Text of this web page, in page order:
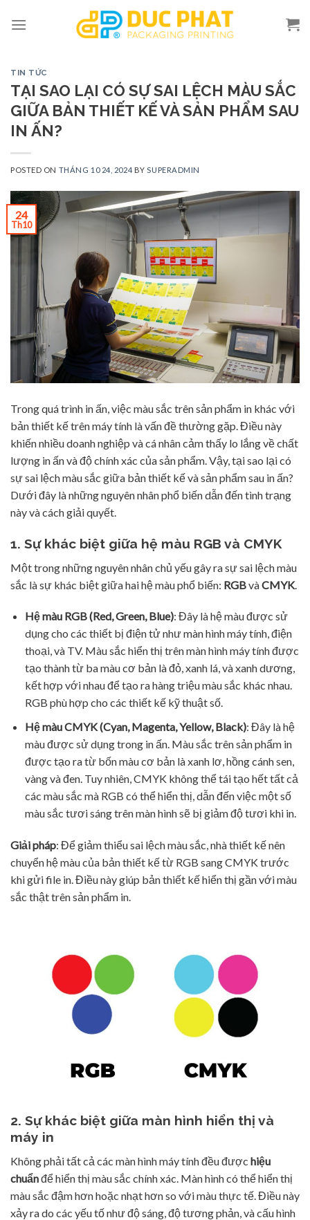
TIN TỨC
TẠI SAO LẠI CÓ SỰ SAI LỆCH MÀU SẮC
GIỮA BẢN THIẾT KẾ VÀ SẢN PHẨM SAU
IN ẤN?
POSTED ON THÁNG 10 24, 2024 BY SUPERADMIN
24
Th10
Trong quá trình in ấn, việc màu sắc trên sản phẩm in khác với
bản thiết kế trên máy tính là vấn đề thường gặp. Điều này
khiến nhiều doanh nghiệp và cá nhân cảm thấy lo lắng về chất
lượng in ấn và độ chính xác của sản phẩm. Vậy, tại sao lại có
sự sai lệch màu sắc giữa bản thiết kế và sản phẩm sau in ấn?
Dưới đây là những nguyên nhân phổ biến dẫn đến tình trạng
này và cách giải quyết.
1. Sự khác biệt giữa hệ màu RGB và CMYK
Một trong những nguyên nhân chủ yếu gây ra sự sai lệch màu
sắc là sự khác biệt giữa hai hệ màu phổ biến: RGBvàCMYK.
Hệ màu RGB (Red, Green, Blue): Đây là hệ màu được sử
dụng cho các thiết bị điện tử như màn hình máy tính, điện
thoại, và TV. Màu sắc hiển thị trên màn hình máy tính được
tạo thành từ ba màu cơ bản là đỏ, xanh lá, và xanh dương,
kết hợp với nhau để tạo ra hàng triệu màu sắc khác nhau.
RGB phù hợp cho các thiết kế kỹ thuật số.
Hệ màu CMYK (Cyan, Magenta, Yellow, Black): Đây là hệ
màu được sử dụng trong in ấn. Màu sắc trên sản phẩm in
được tạo ra từ bốn màu cơ bản là xanh lơ, hồng cánh sen,
vàng và đen. Tuy nhiên, CMYK không thể tái tạo hết tất cả
các màu sắc mà RGB có thể hiển thị, dẫn đến việc một số
màu sắc tươi sáng trên màn hình sẽ bị giảm độ tươi khi in.
Giải pháp: Để giảm thiểu sai lệch màu sắc, nhà thiết kế nên
chuyển hệ màu của bản thiết kế từ RGB sang CMYK trước
khi gửi file in. Điều này giúp bản thiết kế hiển thị gần với màu
sắc thật trên sản phẩm in.
2. Sự khác biệt giữa màn hình hiển thị và
máy in
Không phải tất cả các màn hình máy tính đều được hiệu
chuẩnđể hiển thị màu sắc chính xác. Màn hình có thể hiển thị
màu sắc đậm hơn hoặc nhạt hơn so với màu thực tế. Điều này
xảy ra do các yếu tố như độ sáng, độ tương phản, và cấu hình